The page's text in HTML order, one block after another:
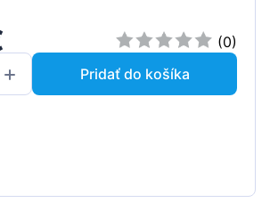
(0)
Pridať do košíka